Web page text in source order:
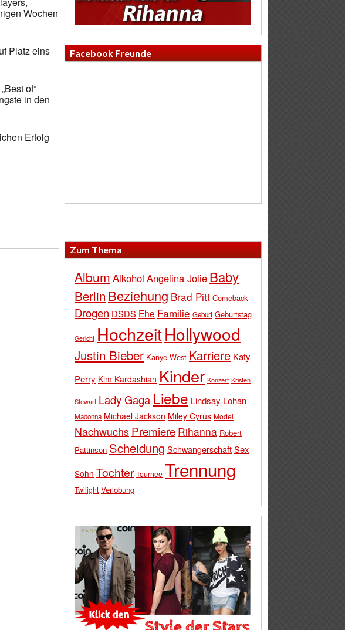
Wochen
Platz eins
of“
in den
Erfolg
Facebook Freunde
Zum Thema
Album Alkohol Angelina Jolie Baby
Berlin Beziehung Brad Pitt Comeback
Drogen DSDS Ehe Familie Geburt Geburtstag
Gericht HochzeitHollywood
Justin Bieber Kanye West Karriere Katy
Perry Kim Kardashian Kinder Konzert Kristen
Stewart Lady Gaga Liebe Lindsay Lohan
Madonna Michael Jackson Miley Cyrus Model
Nachwuchs Premiere Rihanna Robert
Pattinson Scheidung SchwangerschaftSex
Sohn Tochter Tournee Trennung
Twilight Verlobung